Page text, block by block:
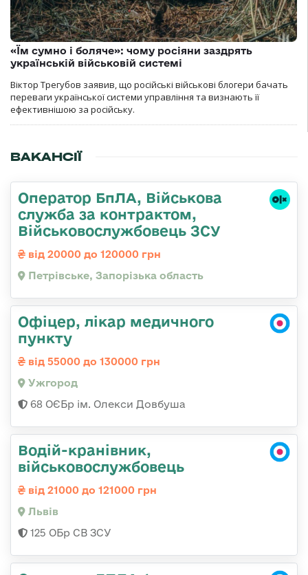
«Їм сумно і боляче»: чому росіяни заздрять
українській військовій системі
Віктор Трегубов заявив, що російські військові блогери бачать
переваги української системи управління та визнають її
ефективнішою за російську.
ВАКАНСІЇ
Оператор БпЛА, Військова
служба за контрактом,
Військовослужбовець ЗСУ
від 20000 до 120000 грн
Петрівське, Запорізька область
Офіцер, лікар медичного
пункту
від 55000 до 130000 грн
Ужгород
68 ОЄБр ім. Олекси Довбуша
Водій-кранівник,
військовослужбовець
від 21000 до 121000 грн
Львів
125 ОБр СВ ЗСУ